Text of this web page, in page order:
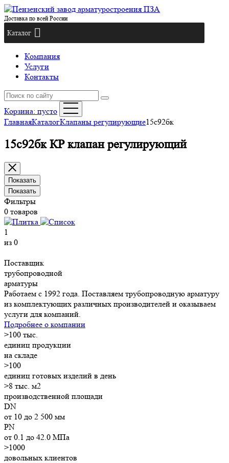
Доставка по всей России
Каталог
Компания
Услуги
Контакты
Корзина: пусто
ГлавнаяКаталогКлапаны регулирующие15с92бк
15с92бк КР клапан регулирующий
Показать
Показать
Фильтры
0 товаров
1
из 0
Поставщик
трубопроводной
арматуры
Работаем с 1992 года. Поставляем трубопроводную арматуру
из комплектующих различных производителей и оказываем
услуги для компаний.
Подробнее о компании
>100 тыс.
единиц продукции
на складе
>100
единиц готовых изделий в день
>8 тыс. м2
производственной площади
DN
от 10 до 2 500 мм
PN
от 0.1 до 42.0 МПа
>1000
довольных клиентов